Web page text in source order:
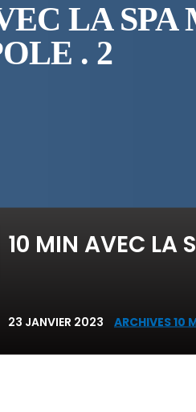
LA
. 2
10 MIN AVEC LA
23 JANVIER 2023 ARCHIVES 10